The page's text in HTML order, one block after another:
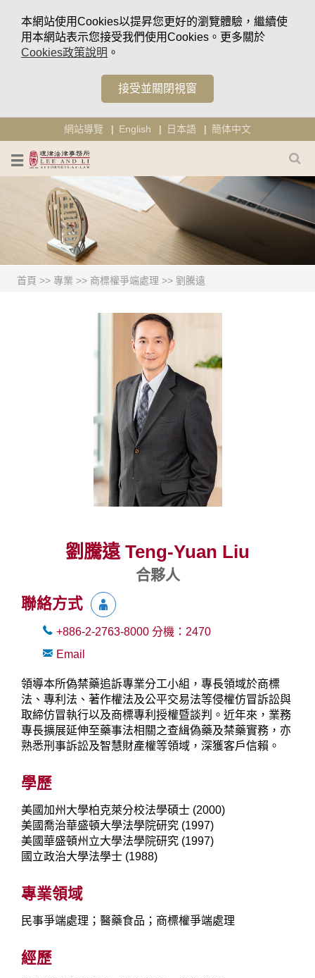
本網站使用Cookies以提昇您更好的瀏覽體驗，繼續使
用本網站表示您接受我們使用Cookies。更多關於
Cookies政策說明 。
接受並關閉視窗
網站導覽 English 日本語 簡体中文
首頁 >> 專業 >> 商標權爭端處理 >> 劉騰遠
劉騰遠 Teng-Yuan Liu
合夥人
聯絡方式
+886-2-2763-8000 分機： 2470
Email
領導本所偽禁藥追訴專業分工小組，專長領域於商標
法、專利法、著作權法及公平交易法等侵權仿冒訴訟與
取締仿冒執行以及商標專利授權暨談判。近年來，業務
專長擴展延伸至藥事法相關之查緝偽藥及禁藥實務，亦
熟悉刑事訴訟及智慧財產權等領域，深獲客戶信賴。
學歷
美國加州大學柏克萊分校法學碩士 (2000)
美國喬治華盛頓大學法學院研究 (1997)
美國華盛頓州立大學法學院研究 (1997)
國立政治大學法學士 (1988)
專業領域
民事爭端處理；醫藥食品；商標權爭端處理
經歷